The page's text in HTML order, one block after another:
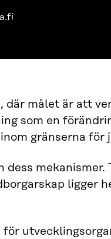
där målet är att
som en
gränserna för
mekanismer.
ligger